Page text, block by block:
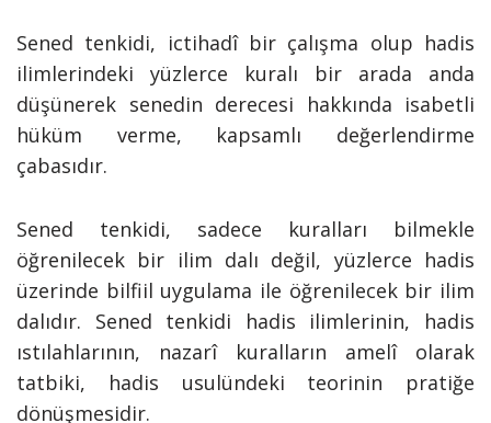
Sened tenkidi, ictihadî bir çalışma olup hadis
ilimlerindeki yüzlerce kuralı bir arada anda
düşünerek senedin derecesi hakkında isabetli
hüküm verme, kapsamlı değerlendirme
çabasıdır.
Sened tenkidi, sadece kuralları bilmekle
öğrenilecek bir ilim dalı değil, yüzlerce hadis
üzerinde bilfiil uygulama ile öğrenilecek bir ilim
dalıdır. Sened tenkidi hadis ilimlerinin, hadis
ıstılahlarının, nazarî kuralların amelî olarak
tatbiki, hadis usulündeki teorinin pratiğe
dönüşmesidir.